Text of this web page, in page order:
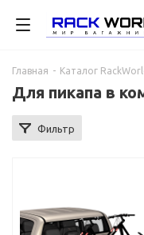
Главная - Каталог
Для пикапа в
Фильтр